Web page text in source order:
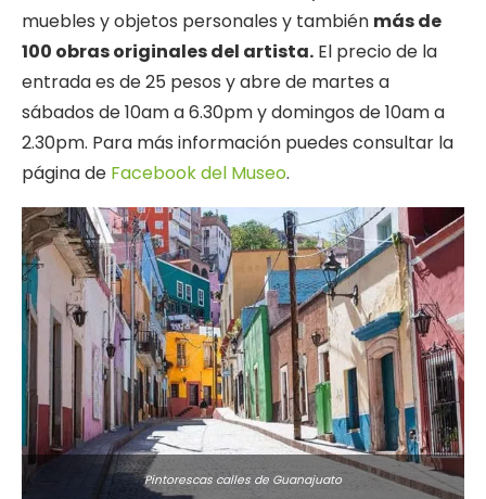
muebles y objetos personales y también más de
100 obras originales del artista. El precio de la
entrada es de 25 pesos y abre de martes a
sábados de 10am a 6.30pm y domingos de 10am a
2.30pm. Para más información puedes consultar la
página de Facebook del Museo.
Pintorescas calles de Guanajuato